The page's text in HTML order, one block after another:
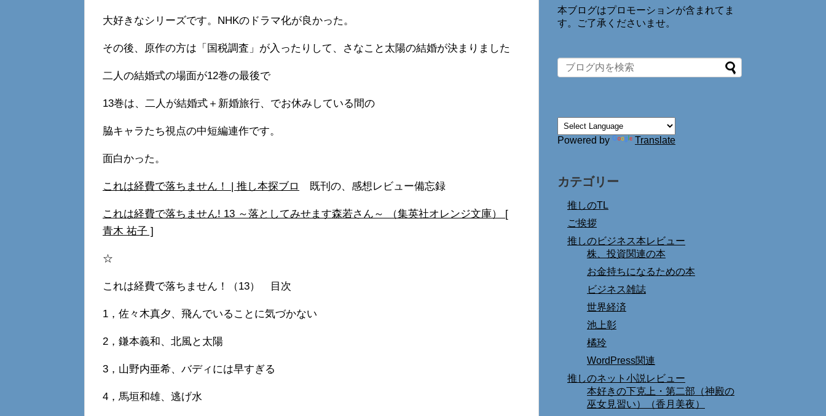
大好きなシリーズです。NHKのドラマ化が良かった。
その後、原作の方は「国税調査」が入ったりして、さなこと太陽の結婚が決まりました
二人の結婚式の場面が12巻の最後で
13巻は、二人が結婚式＋新婚旅行、でお休みしている間の
脇キャラたち視点の中短編連作です。
面白かった。
これは経費で落ちません！ | 推し本探ブロ 既刊の、感想レビュー備忘録
これは経費で落ちません! 13 ～落としてみせます森若さん～ （集英社オレンジ文庫） [
青木 祐子 ]
☆
これは経費で落ちません！（13） 目次
1，佐々木真夕、飛んでいることに気づかない
2，鎌本義和、北風と太陽
3，山野内亜希、バディには早すぎる
4，馬垣和雄、逃げ水
本ブログはプロモーションが含まれてま
す。ご了承くださいませ。
Powered by Translate
カテゴリー
推しのTL
ご挨拶
推しのビジネス本レビュー
株、投資関連の本
お金持ちになるための本
ビジネス雑誌
世界経済
池上彰
橘玲
WordPress関連
推しのネット小説レビュー
本好きの下克上・第二部（神殿の
巫女見習い）（香月美夜）